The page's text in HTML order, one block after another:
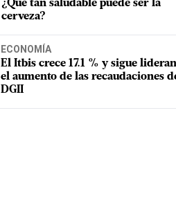
¿Qué tan saludable puede ser la
cerveza?
ECONOMÍA
El Itbis crece 17.1 % y sigue
el aumento de las recaudaciones
DGII